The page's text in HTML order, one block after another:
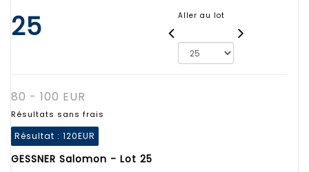
25 Aller au lot
80 - 100 EUR
Résultats sans frais
Résultat : 120EUR
GESSNER Salomon - Lot 25